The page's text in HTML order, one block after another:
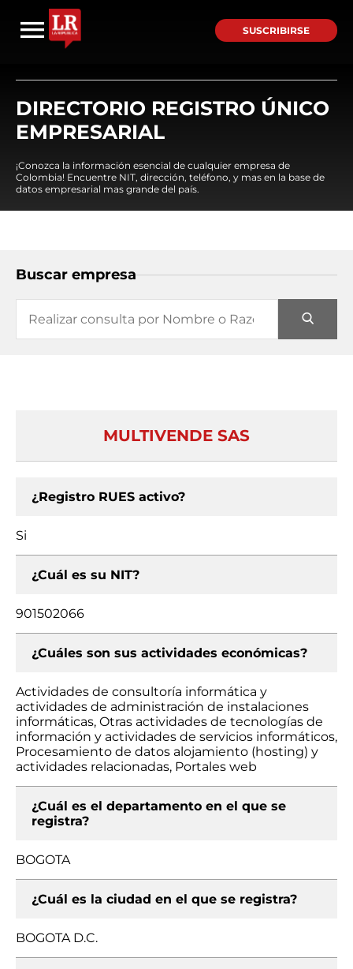
SUSCRIBIRSE
DIRECTORIO REGISTRO ÚNICO
EMPRESARIAL
¡Conozca la información esencial de cualquier empresa de
Colombia! Encuentre NIT, dirección, teléfono, y mas en la base de
datos empresarial mas grande del país.
Buscar empresa
MULTIVENDE SAS
¿Registro RUES activo?
Si
¿Cuál es su NIT?
901502066
¿Cuáles son sus actividades económicas?
Actividades de consultoría informática y
actividades de administración de instalaciones
informáticas, Otras actividades de tecnologías de
información y actividades de servicios informáticos,
Procesamiento de datos alojamiento (hosting) y
actividades relacionadas, Portales web
¿Cuál es el departamento en el que se
registra?
BOGOTA
¿Cuál es la ciudad en el que se registra?
BOGOTA D.C.